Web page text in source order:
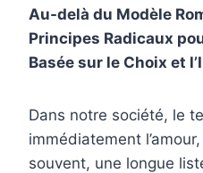
Au-delà du Modèle
Principes Radicaux
Basée sur le Choix et
Dans notre société, le
immédiatement
souvent, une longue